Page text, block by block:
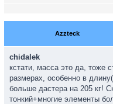
Azzteck
chidalek
кстати, масса это да, тоже
размерах, особенно в
больше дастера на 205 кг!
тонкий+многие элементы